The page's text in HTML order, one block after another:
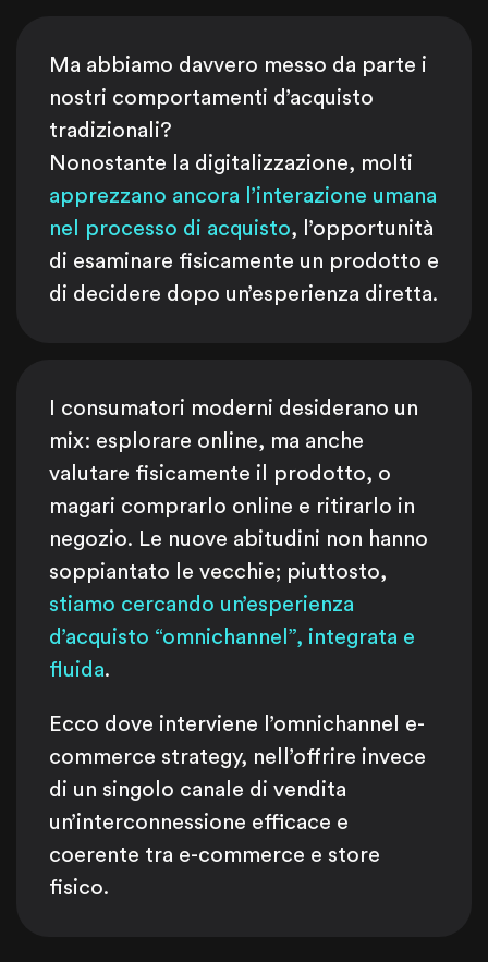
Ma abbiamo davvero messo da parte i
nostri comportamenti d’acquisto
tradizionali?
Nonostante la digitalizzazione, molti
apprezzano ancora l’interazione umana
nel processo di acquisto, l’opportunità
di esaminare fisicamente un prodotto e
di decidere dopo un’esperienza diretta.
I consumatori moderni desiderano un
mix: esplorare online, ma anche
valutare fisicamente il prodotto, o
magari comprarlo online e ritirarlo in
negozio. Le nuove abitudini non hanno
soppiantato le vecchie; piuttosto,
stiamo cercando un’esperienza
d’acquisto “omnichannel”, integrata e
fluida.
Ecco dove interviene l’omnichannel e-
commerce strategy, nell’offrire invece
di un singolo canale di vendita
un’interconnessione efficace e
coerente tra e-commerce e store
fisico.